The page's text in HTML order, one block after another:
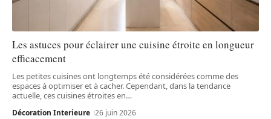
Les astuces pour éclairer une cuisine étroite en longueur
efficacement
Les petites cuisines ont longtemps été considérées comme des
espaces à optimiser et à cacher. Cependant, dans la tendance
actuelle, ces cuisines étroites en…
Décoration Interieure 26 juin 2026